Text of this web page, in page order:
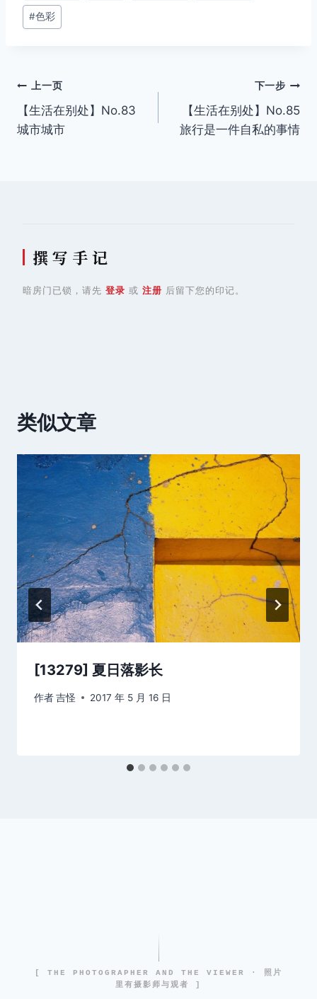
签：
#色彩
文
章
上一页
【生活在别处】No.83
城市城市
下一步
【生活在别处】No.85
旅行是一件自私的事情
撰 写 手 记
暗房门已锁，请先 登录 或 注册 后留下您的印记。
类似文章
[13279] 夏日落影长
作者吉怪 2017 年 5 月 16 日
[ THE PHOTOGRAPHER AND THE VIEWER · 照片
里有摄影师与观者 ]